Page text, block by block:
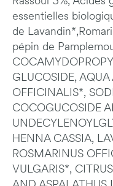
essentielles
de
pépin de
GLUCOSIDE,
OFFICINALIS*,
COCOGUCOSIDE
HENNA CASSIA,
ROSMARINUS
VULGARIS*,